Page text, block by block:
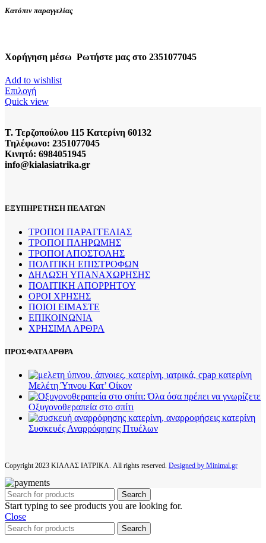
Κατόπιν παραγγελίας
Χορήγηση μέσω Ρωτήστε μας στο 2351077045
Add to wishlist
ΕπιλογήΑυτό
το
πολλαπλές
παραλλαγές.
Οι
επιλογές
στη
του
προϊόντος
Quick view
Τ. Τερζοπούλου 115 Κατερίνη 60132
Τηλέφωνο: 2351077045
Κινητό: 6984051945
info@kialasiatrika.gr
ΕΞΥΠΗΡΕΤΗΣΗ ΠΕΛΑΤΩΝ
ΤΡΟΠΟΙ ΠΑΡΑΓΓΕΛΙΑΣ
ΤΡΟΠΟΙ ΠΛΗΡΩΜΗΣ
ΤΡΟΠΟΙ ΑΠΟΣΤΟΛΗΣ
ΠΟΛΙΤΙΚΗ ΕΠΙΣΤΡΟΦΩΝ
ΔΗΛΩΣΗ ΥΠΑΝΑΧΩΡΗΣΗΣ
ΠΟΛΙΤΙΚΗ ΑΠΟΡΡΗΤΟΥ
ΟΡΟΙ ΧΡΗΣΗΣ
ΠΟΙΟΙ ΕΙΜΑΣΤΕ
ΕΠΙΚΟΙΝΩΝΙΑ
ΧΡΗΣΙΜΑ ΑΡΘΡΑ
ΠΡΟΣΦΑΤΑ ΑΡΘΡΑ
Μελέτη Ύπνου Κατ’ Οίκον
Οξυγονοθεραπεία στο σπίτι
Συσκευές Αναρρόφησης Πτυέλων
Copyright2023 ΚΙΑΛΑΣ ΙΑΤΡΙΚΑ. All rights reserved. Designed by Minimal.gr
Search
Start typing to see products you are looking for.
Close
Search